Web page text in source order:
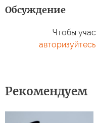
Обсуждение
Чтобы
авторизуйтесь
Рекомендуем